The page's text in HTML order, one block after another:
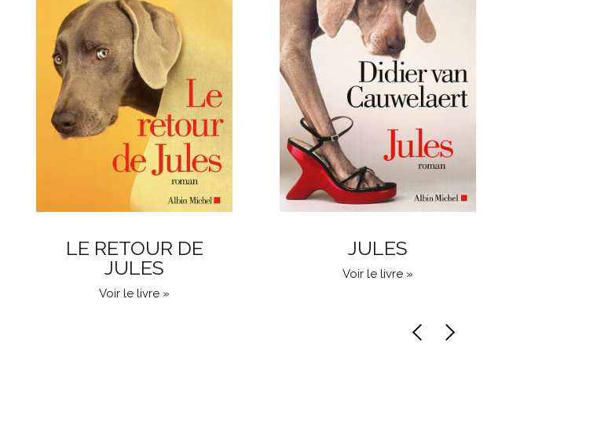
LE RETOUR DE
JULES
Voir le livre »
JULES
Voir le livre »